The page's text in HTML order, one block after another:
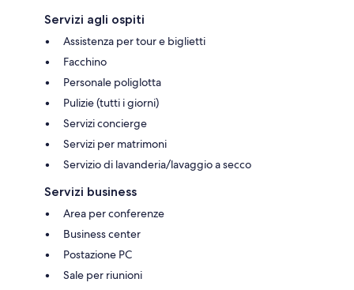
Servizi agli ospiti
Assistenza per tour e biglietti
Facchino
Personale poliglotta
Pulizie (tutti i giorni)
Servizi concierge
Servizi per matrimoni
Servizio di lavanderia/lavaggio a secco
Servizi business
Area per conferenze
Business center
Postazione PC
Sale per riunioni